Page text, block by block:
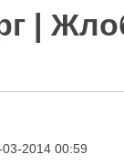
|
2014 00:59